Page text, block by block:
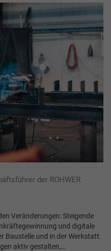
der ROHWER
Veränderungen: Steigende
und digitale
Baustelle und in der Werkstatt.
aktiv gestalten,…